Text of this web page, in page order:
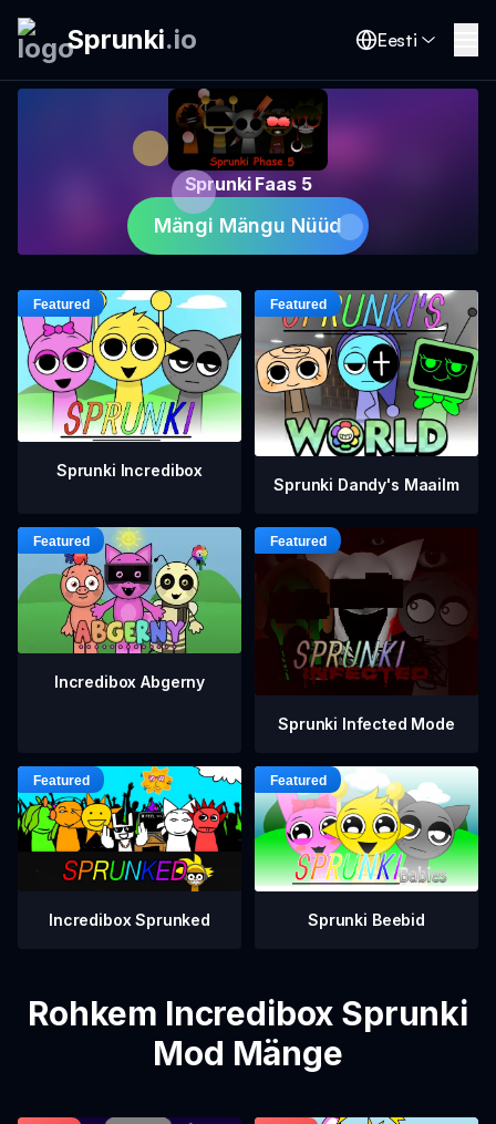
Sprunki.io Eesti
Sprunki Faas 5
Mängi Mängu Nüüd
Sprunki Incredibox
Sprunki Dandy's Maailm
Incredibox Abgerny
Sprunki Infected Mode
Incredibox Sprunked Sprunki Beebid
Rohkem Incredibox Sprunki
Mod Mänge